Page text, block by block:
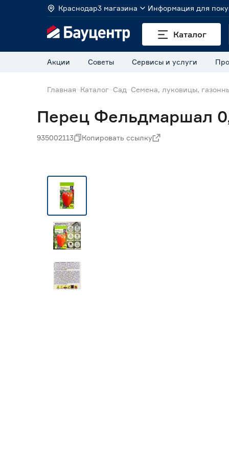
Краснодар3 магазина Информация для
Каталог
Акции Советы Сервисы и услуги
Главная Каталог Сад Семена, луковицы,
Перец Фельдмаршал
935002113 Копировать ссылку